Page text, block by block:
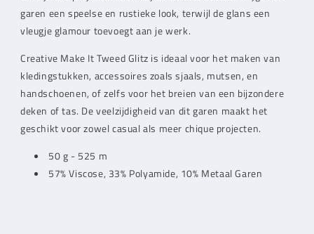
garen een speelse en rustieke look, terwijl de glans een
vleugje glamour toevoegt aan je werk.
Creative Make It Tweed Glitz is ideaal voor het maken van
kledingstukken, accessoires zoals sjaals, mutsen, en
handschoenen, of zelfs voor het breien van een bijzondere
deken of tas. De veelzijdigheid van dit garen maakt het
geschikt voor zowel casual als meer chique projecten.
50 g - 525 m
57% Viscose, 33% Polyamide, 10% Metaal Garen